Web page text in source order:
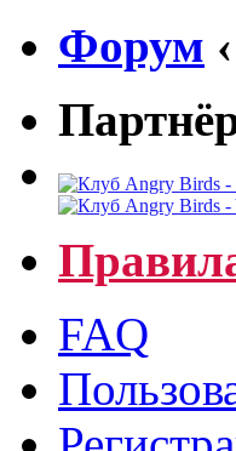
Форум ‹
FAQ